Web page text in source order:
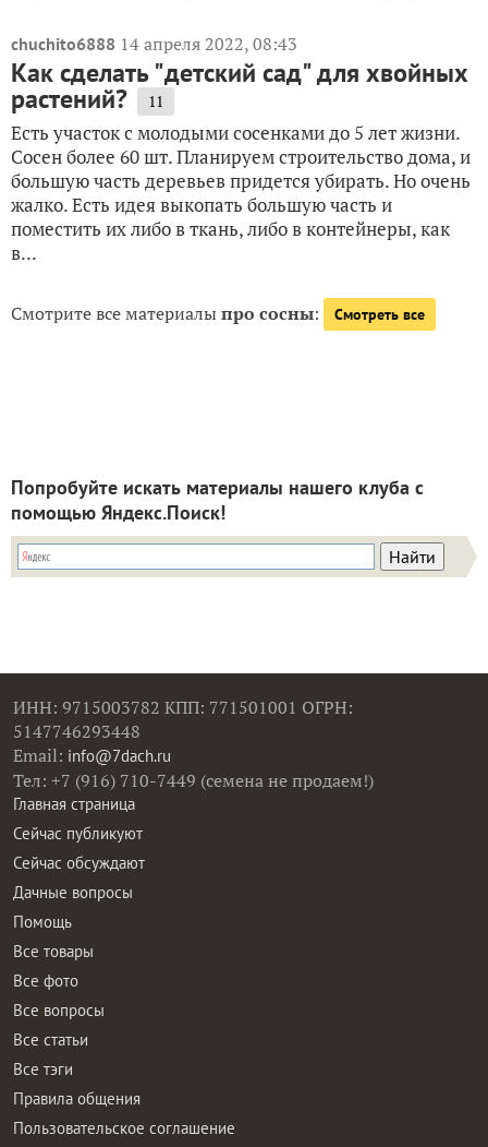
chuchito6888 14 апреля 2022, 08:43
Как сделать "детский сад" для хвойных
растений? 11
Есть участок с молодыми сосенками до 5 лет жизни.
Сосен более 60 шт. Планируем строительство дома, и
большую часть деревьев придется убирать. Но очень
жалко. Есть идея выкопать большую часть и
поместить их либо в ткань, либо в контейнеры, как
в...
Смотрите все материалыпро сосны: Смотреть все
Попробуйте искать материалы нашего клуба с
помощью Яндекс.Поиск!
ИНН: 9715003782 КПП: 771501001 ОГРН:
5147746293448
Email: info@7dach.ru
Тел: +7 (916) 710-7449 (семена не продаем!)
Главная страница
Сейчас публикуют
Сейчас обсуждают
Дачные вопросы
Помощь
Все товары
Все фото
Все вопросы
Все статьи
Все тэги
Правила общения
Пользовательское соглашение